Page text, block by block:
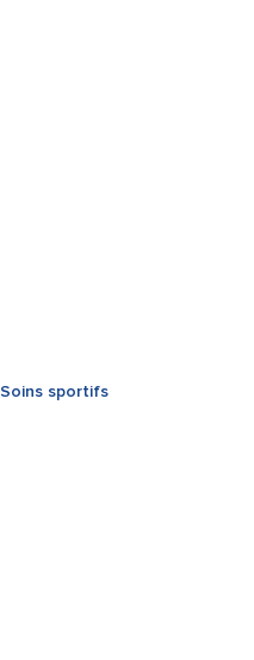
Soins sportifs